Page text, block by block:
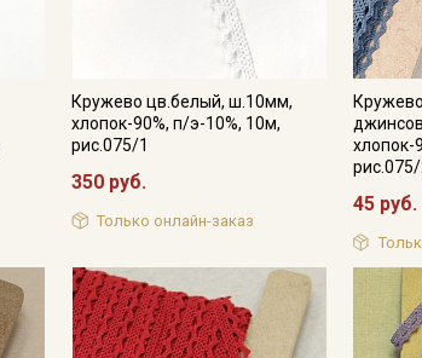
Кружево цв.белый, ш.10мм,
хлопок-90%, п/э-10%, 10м,
рис.075/1
350 руб.
Только онлайн-заказ
хлопок-
рис.075/
45 руб.
Мы
промокоды